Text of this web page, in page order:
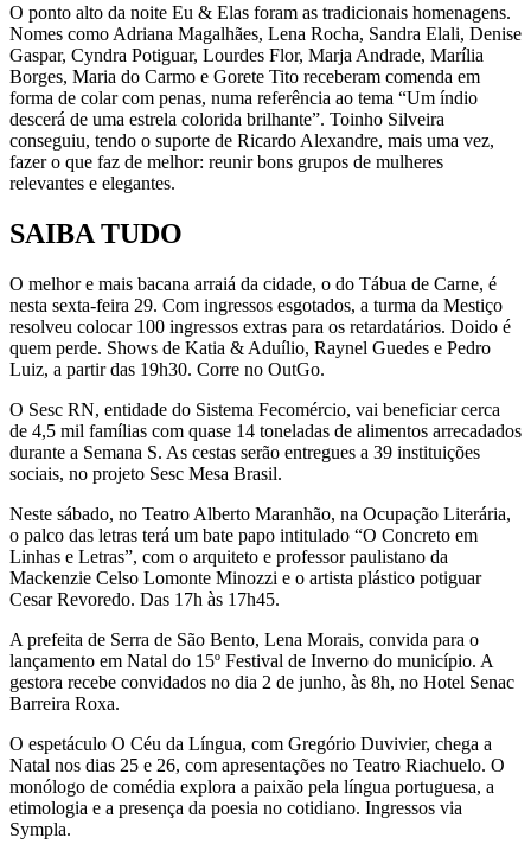
O ponto alto da noite Eu & Elas foram as tradicionais homenagens.
Nomes como Adriana Magalhães, Lena Rocha, Sandra Elali, Denise
Gaspar, Cyndra Potiguar, Lourdes Flor, Marja Andrade, Marília
Borges, Maria do Carmo e Gorete Tito receberam comenda em
forma de colar com penas, numa referência ao tema “Um índio
descerá de uma estrela colorida brilhante”. Toinho Silveira
conseguiu, tendo o suporte de Ricardo Alexandre, mais uma vez,
fazer o que faz de melhor: reunir bons grupos de mulheres
relevantes e elegantes.
SAIBA TUDO
O melhor e mais bacana arraiá da cidade, o do Tábua de Carne, é
nesta sexta-feira 29. Com ingressos esgotados, a turma da Mestiço
resolveu colocar 100 ingressos extras para os retardatários. Doido é
quem perde. Shows de Katia & Aduílio, Raynel Guedes e Pedro
Luiz, a partir das 19h30. Corre no OutGo.
O Sesc RN, entidade do Sistema Fecomércio, vai beneficiar cerca
de 4,5 mil famílias com quase 14 toneladas de alimentos arrecadados
durante a Semana S. As cestas serão entregues a 39 instituições
sociais, no projeto Sesc Mesa Brasil.
Neste sábado, no Teatro Alberto Maranhão, na Ocupação Literária,
o palco das letras terá um bate papo intitulado “O Concreto em
Linhas e Letras”, com o arquiteto e professor paulistano da
Mackenzie Celso Lomonte Minozzi e o artista plástico potiguar
Cesar Revoredo. Das 17h às 17h45.
A prefeita de Serra de São Bento, Lena Morais, convida para o
lançamento em Natal do 15º Festival de Inverno do município. A
gestora recebe convidados no dia 2 de junho, às 8h, no Hotel Senac
Barreira Roxa.
O espetáculo O Céu da Língua, com Gregório Duvivier, chega a
Natal nos dias 25 e 26, com apresentações no Teatro Riachuelo. O
monólogo de comédia explora a paixão pela língua portuguesa, a
etimologia e a presença da poesia no cotidiano. Ingressos via
Sympla.